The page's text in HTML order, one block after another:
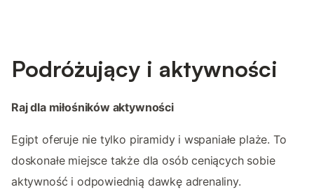
Podróżujący i aktywności
Raj dla miłośników aktywności
Egipt oferuje nie tylko piramidy i wspaniałe plaże. To
doskonałe miejsce także dla osób ceniących sobie
aktywność i odpowiednią dawkę adrenaliny.